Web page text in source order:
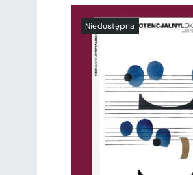
SZCZEGÓŁY